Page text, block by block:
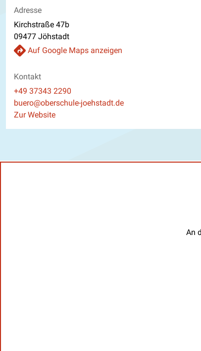
Adresse
Kirchstraße 47b
09477 Jöhstadt
Auf Google Maps anzeigen
Kontakt
Telefon
+49 37343 2290
E-Mail
buero@oberschule-joehstadt.de
Website
Zur Website
An